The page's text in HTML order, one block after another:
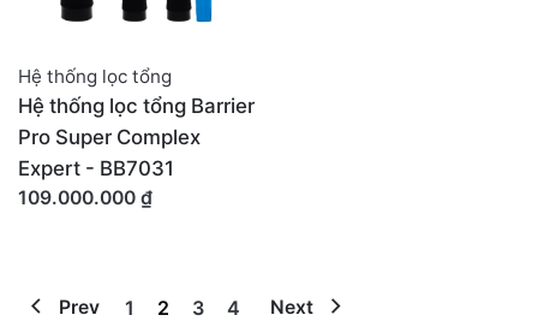
Hệ thống lọc tổng
Hệ thống lọc tổng Barrier
Pro Super Complex
Expert - BB7031
109.000.000 ₫
Prev 1 2 3 4 Next